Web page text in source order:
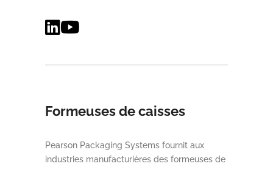
Formeuses de caisses
Pearson Packaging Systems fournit aux
industries manufacturières des formeuses de